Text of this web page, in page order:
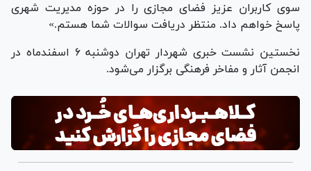
سوی کاربران عزیز فضای مجازی را در حوزه مدیریت شهری
پاسخ خواهم داد. منتظر دریافت سوالات شما هستم.»
نخستین نشست خبری شهردار تهران دوشنبه ۶ اسفندماه در
انجمن آثار و مفاخر فرهنگی برگزار می‌شود.